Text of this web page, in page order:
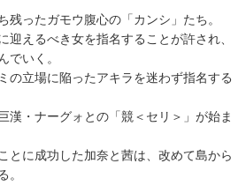
残ったガモウ腹心の「カンシ」たち。
迎えるべき女を指名することが許され、
でいく。
の立場に陥ったアキラを迷わず指名する
漢・ナーグォとの「競＜セリ＞」が始ま
とに成功した加奈と茜は、改めて島から
。